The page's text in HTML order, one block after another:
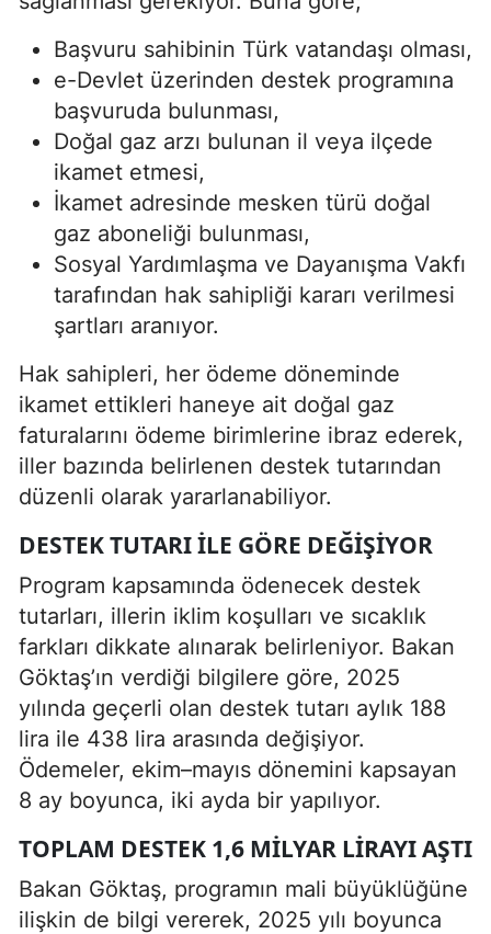
Başvuru sahibinin Türk vatandaşı olması,
e-Devlet üzerinden destek programına
başvuruda bulunması,
Doğal gaz arzı bulunan il veya ilçede
ikamet etmesi,
İkamet adresinde mesken türü doğal
gaz aboneliği bulunması,
Sosyal Yardımlaşma ve Dayanışma Vakfı
tarafından hak sahipliği kararı verilmesi
şartları aranıyor.
Hak sahipleri, her ödeme döneminde
ikamet ettikleri haneye ait doğal gaz
faturalarını ödeme birimlerine ibraz ederek,
iller bazında belirlenen destek tutarından
düzenli olarak yararlanabiliyor.
DESTEK TUTARI ILE GÖRE DEĞIŞIYOR
Program kapsamında ödenecek destek
tutarları, illerin iklim koşulları ve sıcaklık
farkları dikkate alınarak belirleniyor. Bakan
Göktaş’ın verdiği bilgilere göre, 2025
yılında geçerli olan destek tutarı aylık 188
lira ile 438 lira arasında değişiyor.
Ödemeler, ekim–mayıs dönemini kapsayan
8 ay boyunca, iki ayda bir yapılıyor.
TOPLAM DESTEK 1,6 MILYAR LIRAYI AŞTI
Bakan Göktaş, programın mali büyüklüğüne
ilişkin de bilgi vererek, 2025 yılı boyunca